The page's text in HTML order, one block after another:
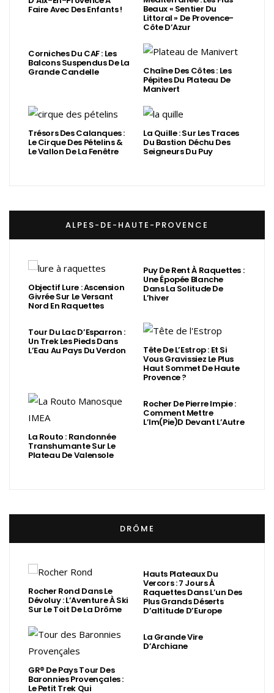
Faire Avec Des Enfants ! Beaux « Sentier Du
Littoral » De Provence-
Côte D’Azur
Corniches Du CAF : Les
Balcons Suspendus De La
Grande Candelle Chaîne Des Côtes : Les
Pépites Du Plateau De
Manivert
Trésors Des Calanques :
Le Cirque Des Pételins &
Le Vallon De La Fenêtre
La Quille : Sur Les Traces
Du Bastion Déchu Des
Seigneurs Du Puy
ALPES-DE-HAUTE-PROVENCE
Objectif Lure : Ascension
Givrée Sur Le Versant
Nord En Raquettes
Puy De Rent À Raquettes :
Une Épopée Blanche
Dans La Solitude De
L’hiver
Tour Du Lac D’Esparron :
Un Trek Les Pieds Dans
L’Eau Au Pays Du Verdon Tête De L’Estrop : Et Si
Vous Gravissiez Le Plus
Haut Sommet De Haute
Provence ?
La Routo : Randonnée
Transhumante Sur Le
Plateau De Valensole
Rocher De Pierre Impie :
Comment Mettre
L’Im(Pie)d Devant L’Autre
DRÔME
Rocher Rond Dans Le
Dévoluy : L’Aventure À Ski
Sur Le Toit De La Drôme
Hauts Plateaux Du
Vercors : 7 Jours À
Raquettes Dans L’un Des
Plus Grands Déserts
D’altitude D’Europe
GR® De Pays Tour Des
Baronnies Provençales :
Le Petit Trek Qui
La Grande Vire
D’Archiane